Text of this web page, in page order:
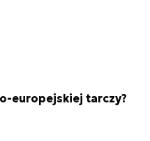
europejskiej tarczy?